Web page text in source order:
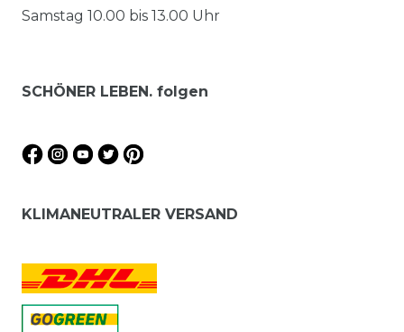
Samstag 10.00 bis 13.00 Uhr
SCHÖNER LEBEN. folgen
KLIMANEUTRALER VERSAND